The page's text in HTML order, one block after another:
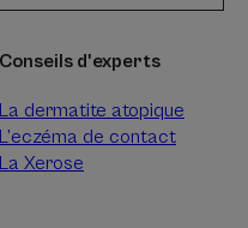
Conseils d'experts
La dermatite atopique
L’eczéma de contact
La Xerose